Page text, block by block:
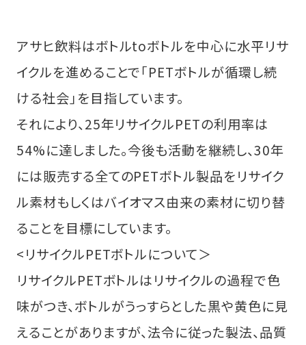
アサヒ飲料はボトルtoボトルを中心に水平リサ
イクルを進めることで｢PETボトルが循環し続
ける社会｣を目指しています。
それにより、25年リサイクルPETの利用率は
54%に達しました。今後も活動を継続し、30年
には販売する全てのPETボトル製品をリサイク
ル素材もしくはバイオマス由来の素材に切り替
ることを目標にしています。
<リサイクルPETボトルについて＞
リサイクルPETボトルはリサイクルの過程で色
味がつき、ボトルがうっすらとした黒や黄色に見
えることがありますが、法令に従った製法、品質